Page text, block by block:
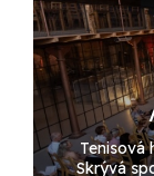
Tenisová
Skrývá